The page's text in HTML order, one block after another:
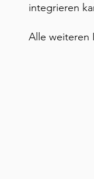
integrieren
Alle weiteren